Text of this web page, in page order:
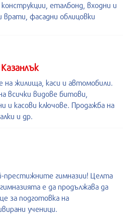
еталбонд, входни и
врати, фасадни облицовки
на жилища, каси и автомобили.
всички видове битови,
и касови ключове. Продажба на
и др.
престижните гимназии! Целта
е да продължава да
за подготовка на
ученици.